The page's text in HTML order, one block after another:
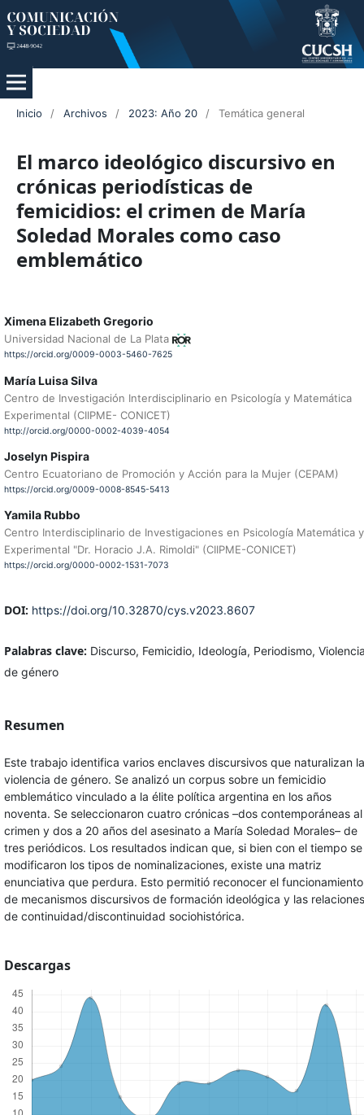
Inicio / Archivos / 2023: Año 20 / Temática general
El marco ideológico discursivo en
crónicas periodísticas de
femicidios: el crimen de María
Soledad Morales como caso
emblemático
Ximena Elizabeth Gregorio
Universidad Nacional de La Plata
https://orcid.org/0009-0003-5460-7625
María Luisa Silva
Centro de Investigación Interdisciplinario en Psicología y Matemática
Experimental (CIIPME- CONICET)
http://orcid.org/0000-0002-4039-4054
Joselyn Pispira
Centro Ecuatoriano de Promoción y Acción para la Mujer (CEPAM)
https://orcid.org/0009-0008-8545-5413
Yamila Rubbo
Centro Interdisciplinario de Investigaciones en Psicología Matemática y
Experimental "Dr. Horacio J.A. Rimoldi" (CIIPME-CONICET)
https://orcid.org/0000-0002-1531-7073
DOI: https://doi.org/10.32870/cys.v2023.8607
Palabras clave: Discurso, Femicidio, Ideología, Periodismo,
de género
Resumen
Este trabajo identifica varios enclaves discursivos que naturalizan la
violencia de género. Se analizó un corpus sobre un femicidio
emblemático vinculado a la élite política argentina en los años
noventa. Se seleccionaron cuatro crónicas –dos contemporáneas al
crimen y dos a 20 años del asesinato a María Soledad Morales– de
tres periódicos. Los resultados indican que, si bien con el tiempo se
modificaron los tipos de nominalizaciones, existe una matriz
enunciativa que perdura. Esto permitió reconocer el funcionamiento
de mecanismos discursivos de formación ideológica y las relaciones
de continuidad/discontinuidad sociohistórica.
Descargas